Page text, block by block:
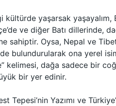
kültürde yaşarsak yaşayalım,
ve diğer Batı dillerinde,
sahiptir. Oysa, Nepal ve
bulundurularak ona yerel
kelimesi, dağa sadece bir
bir yer edinir.
Tepesi’nin Yazımı ve